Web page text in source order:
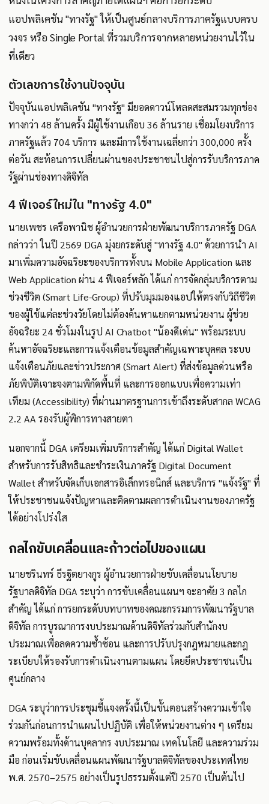
แอปพลิเคชัน "ทางรัฐ" ให้เป็นศูนย์กลางบริการภาครัฐแบบครบ
วงจร หรือ Single Portal ที่รวมบริการจากหลายหน่วยงานไว้ใน
ที่เดียว
ตัวเลขการใช้งานปัจจุบัน
ปัจจุบันแอปพลิเคชัน "ทางรัฐ" มียอดดาวน์โหลดสะสมรวมทุกช่อง
ทางกว่า 48 ล้านครั้ง มีผู้ใช้งานเกือบ 36 ล้านราย เชื่อมโยงบริการ
ภาครัฐแล้ว 704 บริการ และมีการใช้งานเฉลี่ยกว่า 300,000 ครั้ง
ต่อวัน สะท้อนการเปลี่ยนผ่านของประชาชนไปสู่การรับบริการภาค
รัฐผ่านช่องทางดิจิทัล
4 ฟีเจอร์ใหม่ใน "ทางรัฐ 4.0"
นายเพชร เครือพานิช ผู้อำนวยการฝ่ายพัฒนาบริการภาครัฐ DGA
กล่าวว่า ในปี 2569 DGA มุ่งยกระดับสู่ "ทางรัฐ 4.0" ด้วยการนำ AI
มาเพิ่มความอัจฉริยะของบริการทั้งบน Mobile Application และ
Web Application ผ่าน 4 ฟีเจอร์หลัก ได้แก่ การจัดกลุ่มบริการตาม
ช่วงชีวิต (Smart Life-Group) ที่ปรับมุมมองแอปให้ตรงกับวิถีชีวิต
ของผู้ใช้แต่ละช่วงวัยโดยไม่ต้องค้นหาแยกตามหน่วยงาน ผู้ช่วย
อัจฉริยะ 24 ชั่วโมงในรูป AI Chatbot "น้องดีเด่น" พร้อมระบบ
ค้นหาอัจฉริยะและการแจ้งเตือนข้อมูลสำคัญเฉพาะบุคคล ระบบ
แจ้งเตือนภัยและข่าวประกาศ (Smart Alert) ที่ส่งข้อมูลด่วนหรือ
ภัยพิบัติเจาะจงตามพิกัดพื้นที่ และการออกแบบเพื่อความเท่า
เทียม (Accessibility) ที่ผ่านมาตรฐานการเข้าถึงระดับสากล WCAG
2.2 AA รองรับผู้พิการทางสายตา
นอกจากนี้ DGA เตรียมเพิ่มบริการสำคัญ ได้แก่ Digital Wallet
สำหรับการรับสิทธิและชำระเงินภาครัฐ Digital Document
Wallet สำหรับจัดเก็บเอกสารอิเล็กทรอนิกส์ และบริการ "แจ้งรัฐ" ที่
ให้ประชาชนแจ้งปัญหาและติดตามผลการดำเนินงานของภาครัฐ
ได้อย่างโปร่งใส
กลไกขับเคลื่อนและก้าวต่อไปของแผน
นายชรินทร์ ธีรฐิตยางกูร ผู้อำนวยการฝ่ายขับเคลื่อนนโยบาย
รัฐบาลดิจิทัล DGA ระบุว่า การขับเคลื่อนแผนฯ จะอาศัย 3 กลไก
สำคัญ ได้แก่ การยกระดับบทบาทของคณะกรรมการพัฒนารัฐบาล
ดิจิทัล การบูรณาการงบประมาณด้านดิจิทัลร่วมกับสำนักงบ
ประมาณเพื่อลดความซ้ำซ้อน และการปรับปรุงกฎหมายและกฎ
ระเบียบให้รองรับการดำเนินงานตามแผน โดยยึดประชาชนเป็น
ศูนย์กลาง
DGA ระบุว่าการประชุมชี้แจงครั้งนี้เป็นขั้นตอนสร้างความเข้าใจ
ร่วมกันก่อนการนำแผนไปปฏิบัติ เพื่อให้หน่วยงานต่าง ๆ เตรียม
ความพร้อมทั้งด้านบุคลากร งบประมาณ เทคโนโลยี และความร่วม
มือ ก่อนเริ่มขับเคลื่อนแผนพัฒนารัฐบาลดิจิทัลของประเทศไทย
พ.ศ. 2570–2575 อย่างเป็นรูปธรรมตั้งแต่ปี 2570 เป็นต้นไป